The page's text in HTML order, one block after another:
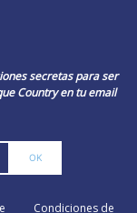
secretas para ser
Country en tu email
Condiciones de